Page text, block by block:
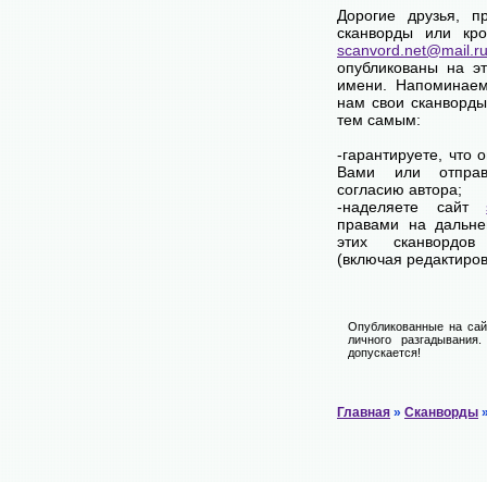
Дорогие друзья,
сканворды или
scanvord.net@mail.ru
опубликованы на
имени.
нам свои
тем самым:
-гарантируете, что
Вами или
согласию автора;
-наделяете сайт
правами на
этих
(включая
Опубликованные на
личного
допускается!
Главная » Сканворды